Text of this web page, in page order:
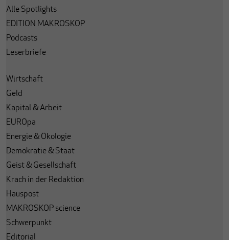
Alle Spotlights
EDITION MAKROSKOP
Podcasts
Leserbriefe
Wirtschaft
Geld
Kapital & Arbeit
EUROpa
Energie & Ökologie
Demokratie & Staat
Geist & Gesellschaft
Krach in der Redaktion
Hauspost
MAKROSKOP science
Schwerpunkt
Editorial